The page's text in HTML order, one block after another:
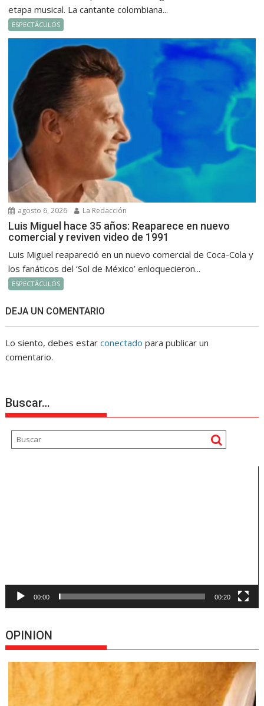
etapa musical. La cantante colombiana...
ESPECTÁCULOS
agosto 6, 2026 La Redacción
Luis Miguel hace 35 años: Reaparece en nuevo
comercial y reviven video de 1991
Luis Miguel reapareció en un nuevo comercial de Coca-Cola y
los fanáticos del ‘Sol de México’ enloquecieron...
ESPECTÁCULOS
DEJA UN COMENTARIO
Lo siento, debes estarconectado para publicar un
comentario.
Buscar…
00:00 00:20
OPINION